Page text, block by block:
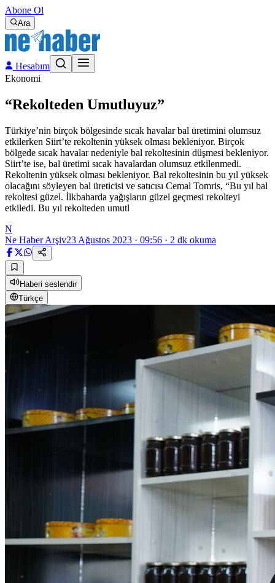
Abone Ol
Ara
Hesabım
Ekonomi
“Rekolteden Umutluyuz”
Türkiye’nin birçok bölgesinde sıcak havalar bal üretimini olumsuz
etkilerken Siirt’te rekoltenin yüksek olması bekleniyor. Birçok
bölgede sıcak havalar nedeniyle bal rekoltesinin düşmesi bekleniyor.
Siirt’te ise, bal üretimi sıcak havalardan olumsuz etkilenmedi.
Rekoltenin yüksek olması bekleniyor. Bal rekoltesinin bu yıl yüksek
olacağını söyleyen bal üreticisi ve satıcısı Cemal Tomris, “Bu yıl bal
rekoltesi güzel. İlkbaharda yağışların güzel geçmesi rekolteyi
etkiledi. Bu yıl rekolteden umutl
N
Ne Haber Arşiv23 Ağustos 2023 · 09:56 · 2 dk okuma
Haberi seslendir
Türkçe